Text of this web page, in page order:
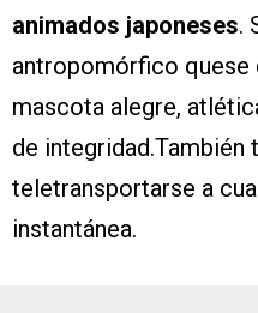
animados japoneses.
antropomórfico quese
mascota alegre,
de integridad.También
teletransportarse a
instantánea.